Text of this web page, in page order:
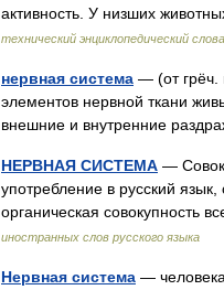
активность. У низших
технический энциклопедический
нервная система — (от грёч.
элементов нервной ткани
внешние и внутренние
НЕРВНАЯ СИСТЕМА —
употребление в русский
органическая совокупность
иностранных слов русского языка
Нервная система —